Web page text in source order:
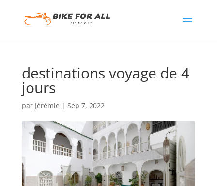
destinations voyage de 4
jours
par Jérémie | Sep 7, 2022